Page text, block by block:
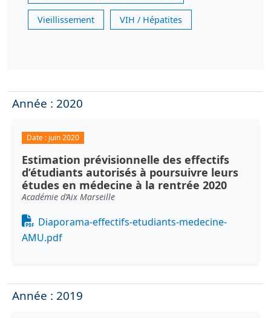
Vieillissement VIH / Hépatites
Année : 2020
Date : juin 2020
Estimation prévisionnelle des effectifs
d’étudiants autorisés à poursuivre leurs
études en médecine à la rentrée 2020
Académie d’Aix Marseille
Document
Diaporama-effectifs-etudiants-medecine-
AMU.pdf
Année : 2019